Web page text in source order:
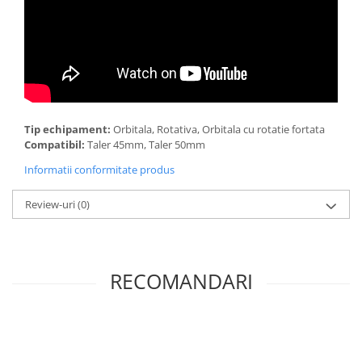
Tip echipament: Orbitala, Rotativa, Orbitala cu rotatie fortata
Compatibil: Taler 45mm, Taler 50mm
Informatii conformitate produs
Review-uri(0)
RECOMANDARI